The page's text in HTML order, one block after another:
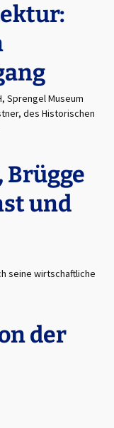
Sprengel Museum
des Historischen
und
seine wirtschaftliche
der